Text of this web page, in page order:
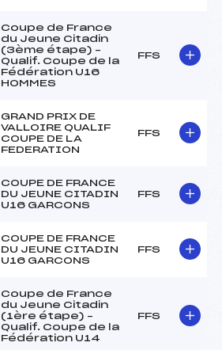
Coupe de France
du Jeune Citadin
(3ème étape) –
Qualif. Coupe de la
Fédération U16
HOMMES
FFS
GRAND PRIX DE
VALLOIRE QUALIF
COUPE DE LA
FEDERATION
FFS
COUPE DE FRANCE
DU JEUNE CITADIN
U16 GARCONS
FFS
COUPE DE FRANCE
DU JEUNE CITADIN
U16 GARCONS
FFS
Coupe de France
du Jeune Citadin
(1ère étape) –
Qualif. Coupe de la
Fédération U14
FFS